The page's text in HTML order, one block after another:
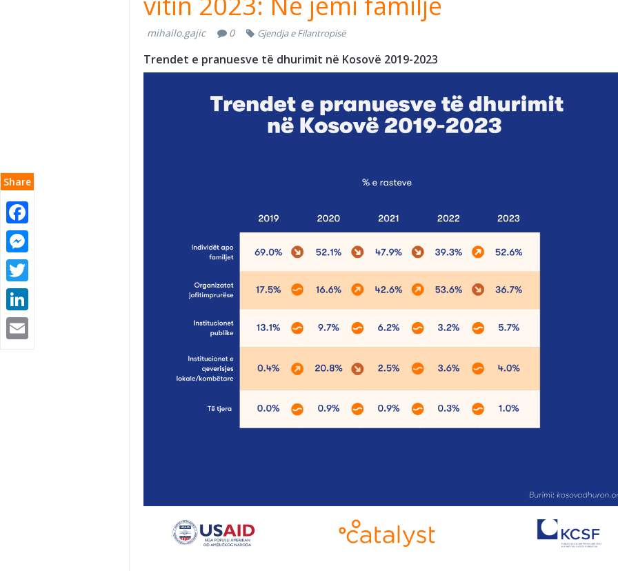
Share
mihailo.gajic 0 Gjendja e Filantropisë
Trendet e pranuesve të dhurimit në Kosovë 2019-2023